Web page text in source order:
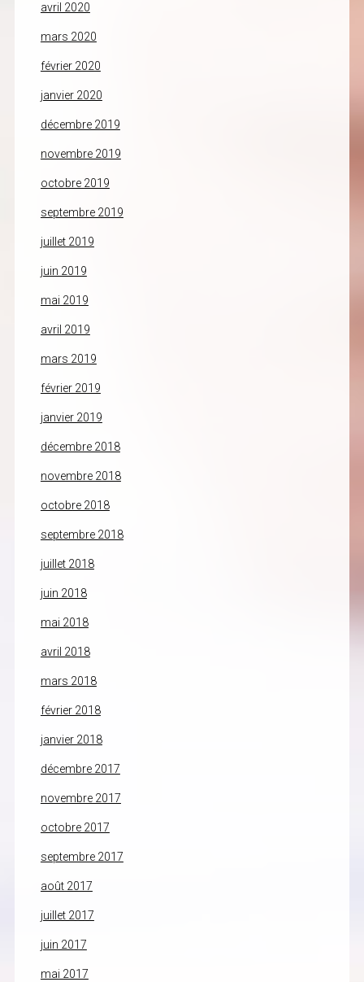
avril 2020
mars 2020
février 2020
janvier 2020
décembre 2019
novembre 2019
octobre 2019
septembre 2019
juillet 2019
juin 2019
mai 2019
avril 2019
mars 2019
février 2019
janvier 2019
décembre 2018
novembre 2018
octobre 2018
septembre 2018
juillet 2018
juin 2018
mai 2018
avril 2018
mars 2018
février 2018
janvier 2018
décembre 2017
novembre 2017
octobre 2017
septembre 2017
août 2017
juillet 2017
juin 2017
mai 2017